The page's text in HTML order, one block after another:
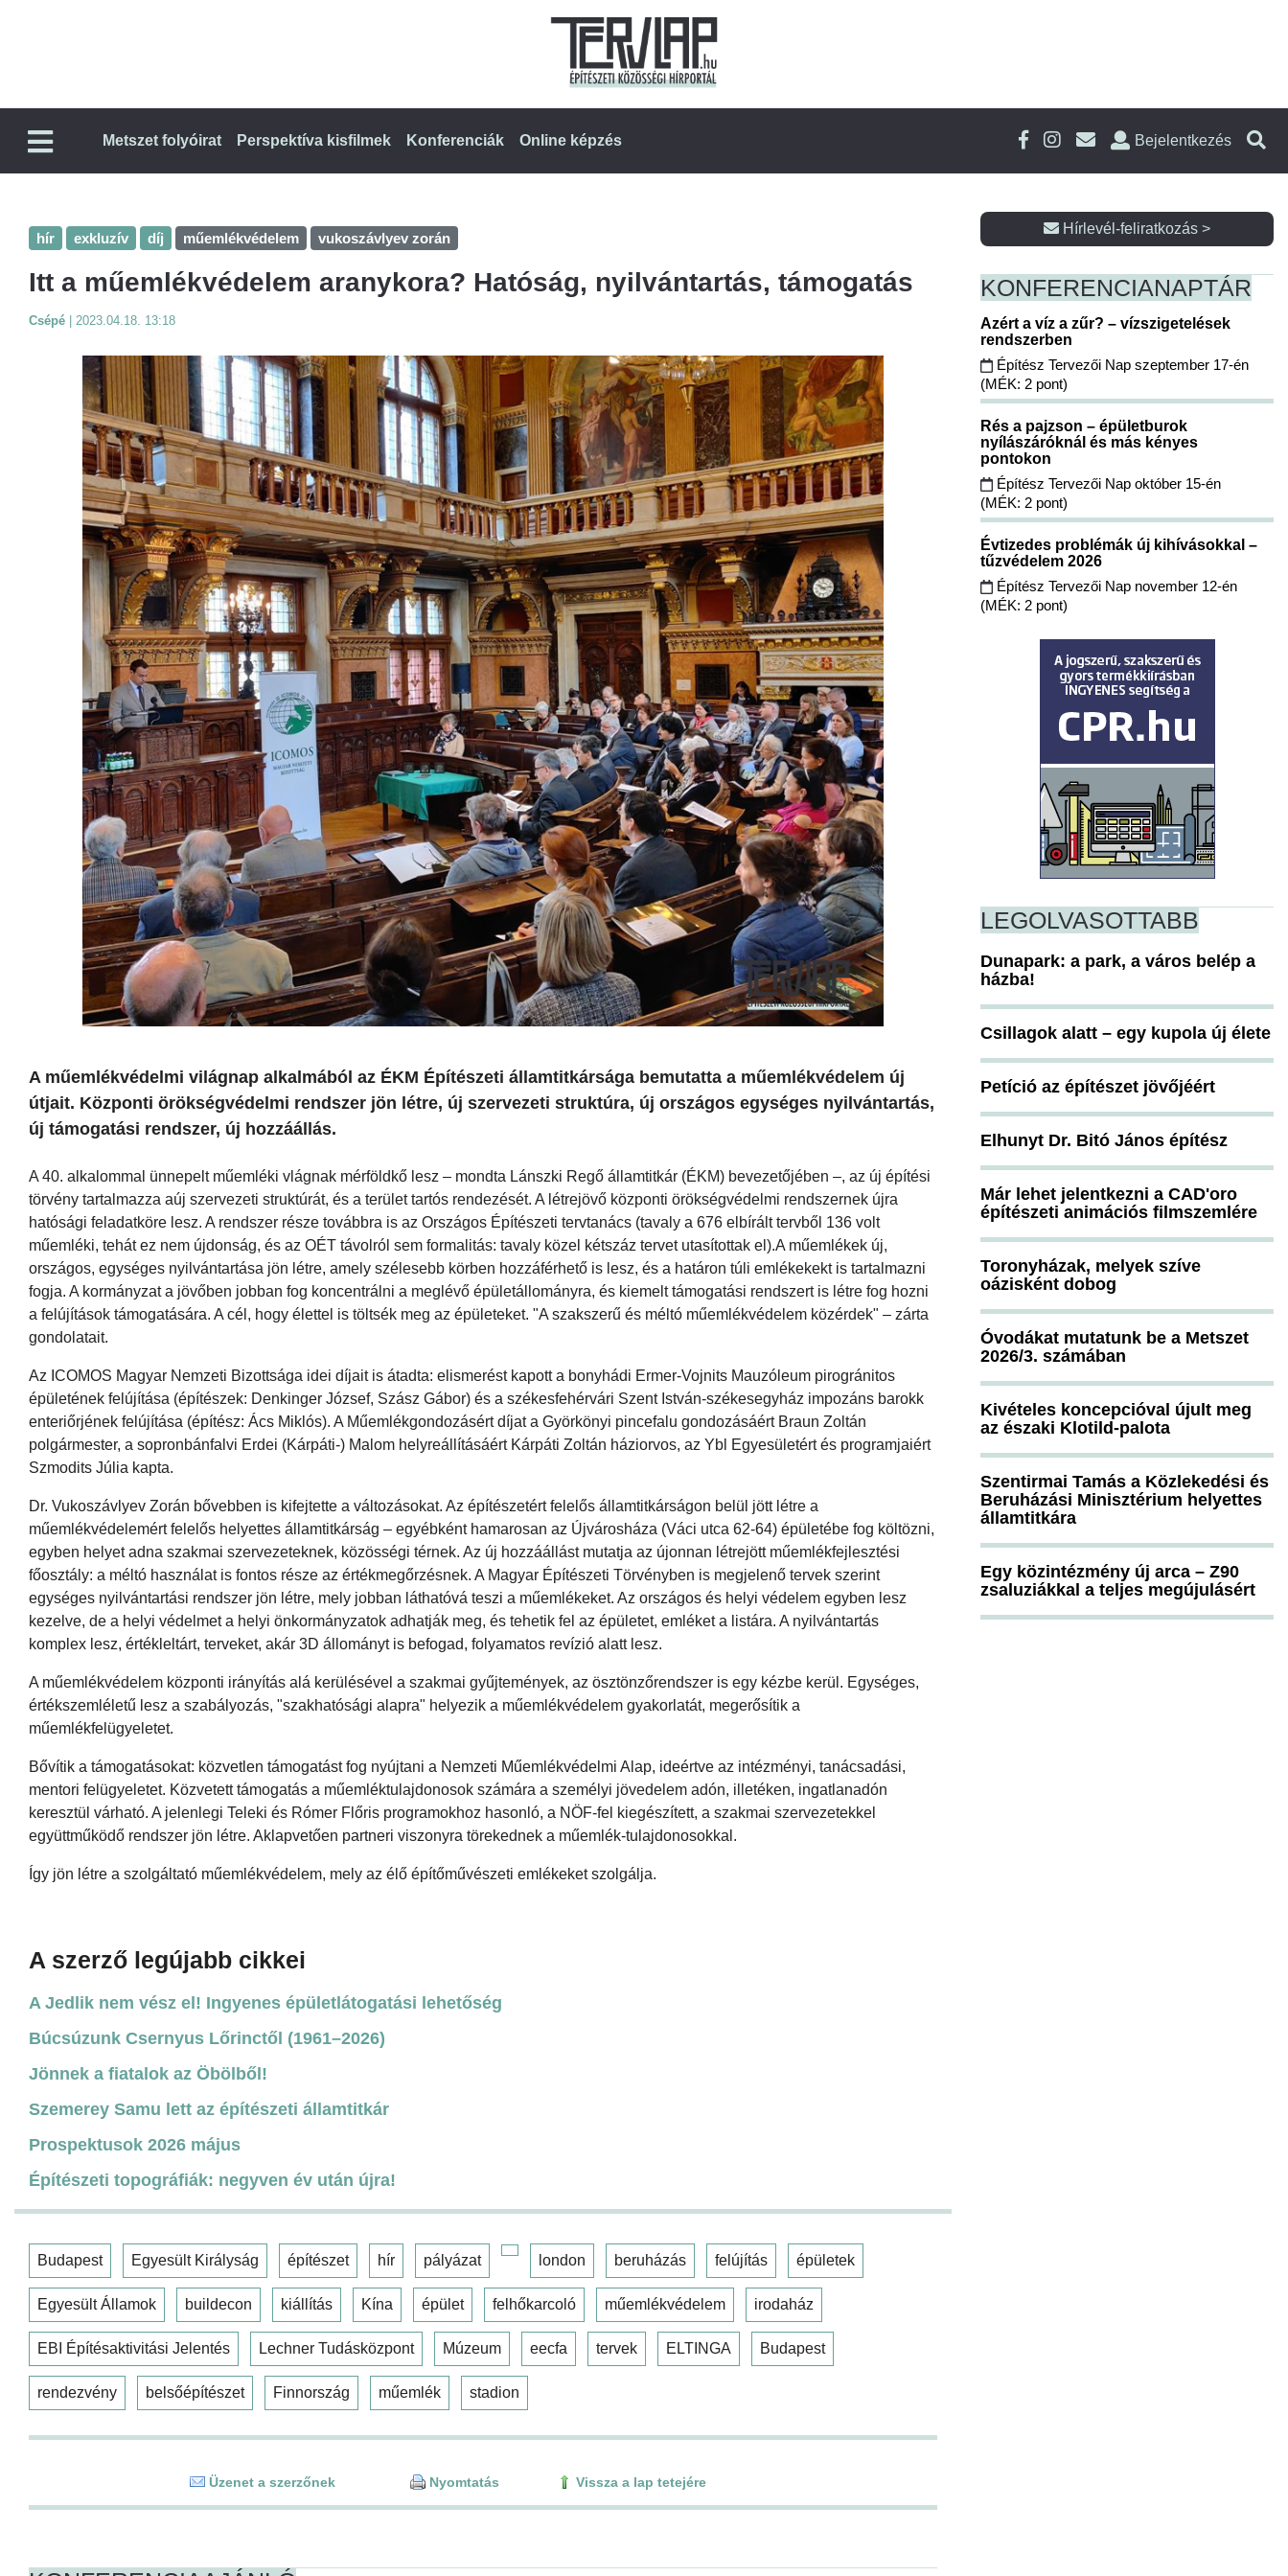
Metszet folyóirat Perspektíva kisfilmek Konferenciák Online képzés Bejelentkezés
hír exkluzív díj műemlékvédelem vukoszávlyev zorán
Itt a műemlékvédelem aranykora? Hatóság, nyilvántartás, támogatás
Csépé 2023.04.18. 13:18
A műemlékvédelmi világnap alkalmából az ÉKM Építészeti államtitkársága bemutatta a műemlékvédelem új
útjait. Központi örökségvédelmi rendszer jön létre, új szervezeti struktúra, új országos egységes nyilvántartás,
új támogatási rendszer, új hozzáállás.
A 40. alkalommal ünnepelt műemléki vlágnak mérföldkő lesz – mondta Lánszki Regő államtitkár (ÉKM) bevezetőjében –, az új építési
törvény tartalmazza aúj szervezeti struktúrát, és a terület tartós rendezését. A létrejövő központi örökségvédelmi rendszernek újra
hatósági feladatköre lesz. A rendszer része továbbra is az Országos Építészeti tervtanács (tavaly a 676 elbírált tervből 136 volt
műemléki, tehát ez nem újdonság, és az OÉT távolról sem formalitás: tavaly közel kétszáz tervet utasítottak el).A műemlékek új,
országos, egységes nyilvántartása jön létre, amely szélesebb körben hozzáférhető is lesz, és a határon túli emlékekekt is tartalmazni
fogja. A kormányzat a jövőben jobban fog koncentrálni a meglévő épületállományra, és kiemelt támogatási rendszert is létre fog hozni
a felújítások támogatására. A cél, hogy élettel is töltsék meg az épületeket. "A szakszerű és méltó műemlékvédelem közérdek" – zárta
gondolatait.
Az ICOMOS Magyar Nemzeti Bizottsága idei díjait is átadta: elismerést kapott a bonyhádi Ermer-Vojnits Mauzóleum pirogránitos
épületének felújítása (építészek: Denkinger József, Szász Gábor) és a székesfehérvári Szent István-székesegyház impozáns barokk
enteriőrjének felújítása (építész: Ács Miklós). A Műemlékgondozásért díjat a Györkönyi pincefalu gondozásáért Braun Zoltán
polgármester, a sopronbánfalvi Erdei (Kárpáti-) Malom helyreállításáért Kárpáti Zoltán háziorvos, az Ybl Egyesületért és programjaiért
Szmodits Júlia kapta.
Dr. Vukoszávlyev Zorán bővebben is kifejtette a változásokat. Az építészetért felelős államtitkárságon belül jött létre a
műemlékvédelemért felelős helyettes államtitkárság – egyébként hamarosan az Újvárosháza (Váci utca 62-64) épületébe fog költözni,
egyben helyet adna szakmai szervezeteknek, közösségi térnek. Az új hozzáállást mutatja az újonnan létrejött műemlékfejlesztési
főosztály: a méltó használat is fontos része az értékmegőrzésnek. A Magyar Építészeti Törvényben is megjelenő tervek szerint
egységes nyilvántartási rendszer jön létre, mely jobban láthatóvá teszi a műemlékeket. Az országos és helyi védelem egyben lesz
kezelve, de a helyi védelmet a helyi önkormányzatok adhatják meg, és tehetik fel az épületet, emléket a listára. A nyilvántartás
komplex lesz, értékleltárt, terveket, akár 3D állományt is befogad, folyamatos revízió alatt lesz.
A műemlékvédelem központi irányítás alá kerülésével a szakmai gyűjtemények, az ösztönzőrendszer is egy kézbe kerül. Egységes,
értékszemléletű lesz a szabályozás, "szakhatósági alapra" helyezik a műemlékvédelem gyakorlatát, megerősítik a
műemlékfelügyeletet.
Bővítik a támogatásokat: közvetlen támogatást fog nyújtani a Nemzeti Műemlékvédelmi Alap, ideértve az intézményi, tanácsadási,
mentori felügyeletet. Közvetett támogatás a műemléktulajdonosok számára a személyi jövedelem adón, illetéken, ingatlanadón
keresztül várható. A jelenlegi Teleki és Rómer Flőris programokhoz hasonló, a NÖF-fel kiegészített, a szakmai szervezetekkel
együttműködő rendszer jön létre. Aklapvetően partneri viszonyra törekednek a műemlék-tulajdonosokkal.
Így jön létre a szolgáltató műemlékvédelem, mely az élő építőművészeti emlékeket szolgálja.
A szerző legújabb cikkei
A Jedlik nem vész el! Ingyenes épületlátogatási lehetőség
Búcsúzunk Csernyus Lőrinctől (1961–2026)
Jönnek a fiatalok az Öbölből!
Szemerey Samu lett az építészeti államtitkár
Prospektusok 2026 május
Építészeti topográfiák: negyven év után újra!
Budapest Egyesült Királyság építészet hír pályázat london beruházás felújítás épületek
Egyesült Államok buildecon kiállítás Kína épület felhőkarcoló műemlékvédelem irodaház
EBI Építésaktivitási Jelentés Lechner Tudásközpont Múzeum eecfa tervek ELTINGA Budapest
rendezvény belsőépítészet Finnország műemlék stadion
Üzenet a szerzőnek Nyomtatás Vissza a lap tetejére
Hírlevél-feliratkozás >
KONFERENCIANAPTÁR
Azért a víz a zűr? – vízszigetelések
rendszerben
Építész Tervezői Nap szeptember 17-én
(MÉK: 2 pont)
Rés a pajzson – épületburok
nyílászáróknál és más kényes
pontokon
Építész Tervezői Nap október 15-én
(MÉK: 2 pont)
Évtizedes problémák új kihívásokkal –
tűzvédelem 2026
Építész Tervezői Nap november 12-én
(MÉK: 2 pont)
LEGOLVASOTTABB
Dunapark: a park, a város belép a
házba!
Csillagok alatt – egy kupola új élete
Petíció az építészet jövőjéért
Elhunyt Dr. Bitó János építész
Már lehet jelentkezni a CAD'oro
építészeti animációs filmszemlére
Toronyházak, melyek szíve
oázisként dobog
Óvodákat mutatunk be a Metszet
2026/3. számában
Kivételes koncepcióval újult meg
az északi Klotild-palota
Szentirmai Tamás a Közlekedési és
Beruházási Minisztérium helyettes
államtitkára
Egy közintézmény új arca – Z90
zsaluziákkal a teljes megújulásért